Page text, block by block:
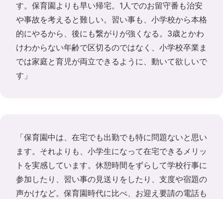
す。保育園よりも早い帰宅。1人でのお留守番も治安
や事故を考えると難しい。習い事も、小学校から本格
的にやるから、後にも繋がりが強くなる。3歳とかわ
けわからない年齢で区切るのではなく、小学校卒業ま
では家庭と育児が両立できるように、動いて欲しいで
す」
「保育園中は、在宅でも出勤でも特に問題ないと思い
ます。それよりも、小学生になって在宅できるメリッ
トを実感しています。休憩時間をずらして学校行事に
参加したり、習い事の見送りをしたり、支度や宿題の
声かけなど。保育園時代に比べ、お迎え要請の電話も